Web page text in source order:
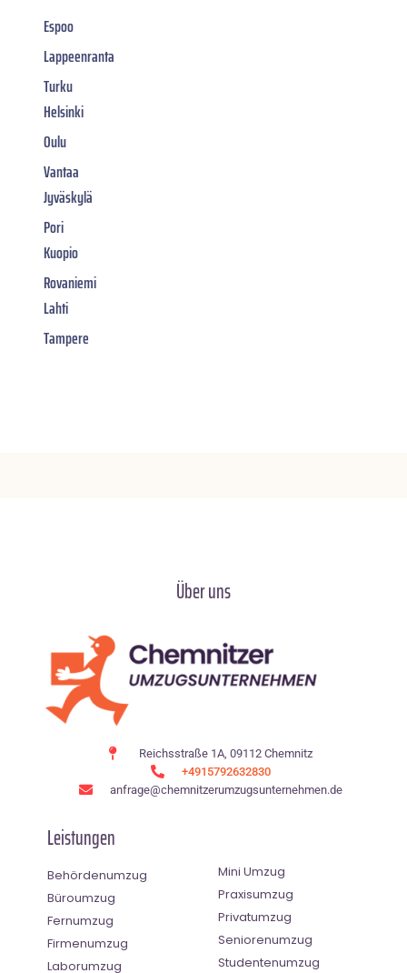
Espoo
Lappeenranta
Turku
Helsinki
Oulu
Vantaa
Jyväskylä
Pori
Kuopio
Rovaniemi
Lahti
Tampere
Über uns
Reichsstraße 1A, 09112 Chemnitz
+4915792632830
anfrage@chemnitzerumzugsunternehmen.de
Leistungen
Behördenumzug
Büroumzug
Fernumzug
Firmenumzug
Laborumzug
Mini Umzug
Praxisumzug
Privatumzug
Seniorenumzug
Studentenumzug